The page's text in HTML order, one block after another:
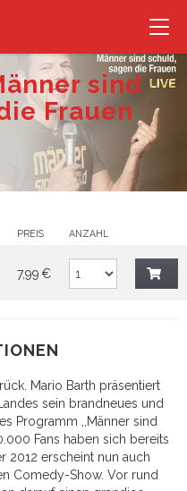
sind
Frauen
PREIS ANZAHL
7,99 €
Mario Barth präsentiert
sein brandneues und
Programm ,,Männer sind
Fans haben sich bereits
2012 erscheint nun auch
Comedy-Show. Vor rund